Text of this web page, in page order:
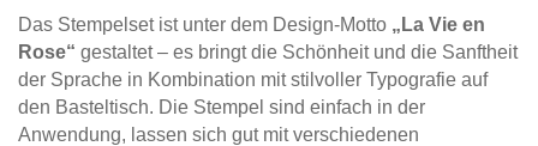
Das Stempelset ist unter dem Design-Motto „La Vie en
Rose“ gestaltet – es bringt die Schönheit und die Sanftheit
der Sprache in Kombination mit stilvoller Typografie auf
den Basteltisch. Die Stempel sind einfach in der
Anwendung, lassen sich gut mit verschiedenen